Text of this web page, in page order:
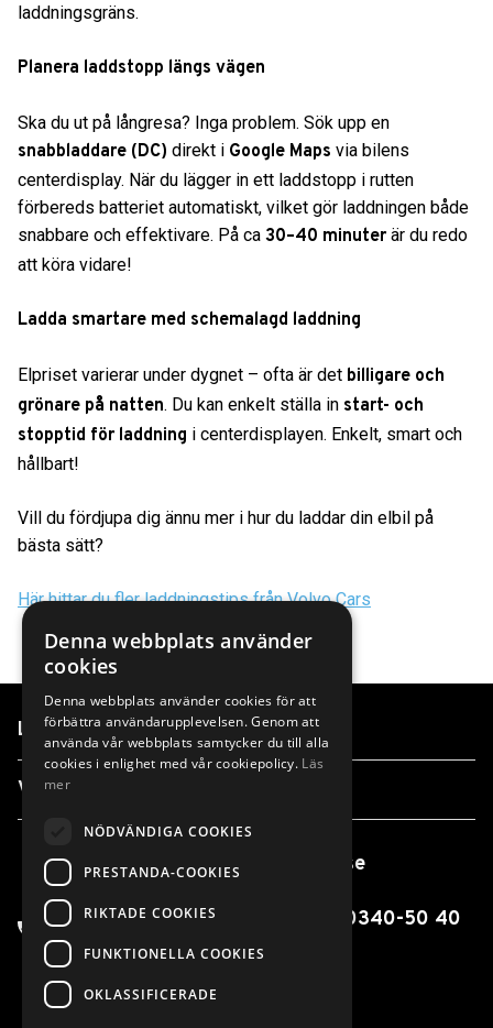
laddningsgräns.
Planera laddstopp längs vägen
Ska du ut på långresa? Inga problem. Sök upp en
snabbladdare (DC) direkt i Google Maps via bilens
centerdisplay. När du lägger in ett laddstopp i rutten
förbereds batteriet automatiskt, vilket gör laddningen både
snabbare och effektivare. På ca 30–40 minuter är du redo
att köra vidare!
Ladda smartare med schemalagd laddning
Elpriset varierar under dygnet – ofta är det billigare och
grönare på natten. Du kan enkelt ställa in start- och
stopptid för laddning i centerdisplayen. Enkelt, smart och
hållbart!
Vill du fördjupa dig ännu mer i hur du laddar din elbil på
bästa sätt?
Här hittar du fler laddningstips från Volvo Cars
Länkar
Våra anläggningar
info@finnvedensbil.se
0370-425 00 / 0550-316 00 / 0340-50 40
00
Denna webbplats använder
cookies
Denna webbplats använder cookies för att
förbättra användarupplevelsen. Genom att
använda vår webbplats samtycker du till alla
cookies i enlighet med vår cookiepolicy. Läs
mer
NÖDVÄNDIGA COOKIES
PRESTANDA-COOKIES
RIKTADE COOKIES
FUNKTIONELLA COOKIES
OKLASSIFICERADE